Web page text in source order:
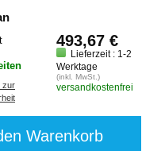
zur
493,67 €
Lieferzeit : 1-2
Werktage
(inkl. MwSt.)
versandkostenfrei
Warenkorb